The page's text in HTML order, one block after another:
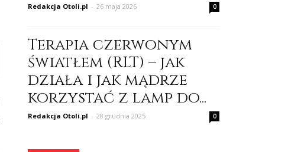
Redakcja Otoli.pl - 26 maja 2026 0
Terapia czerwonym
światłem (RLT) – jak
działa i jak mądrze
korzystać z lamp do...
Redakcja Otoli.pl - 28 grudnia 2025 0